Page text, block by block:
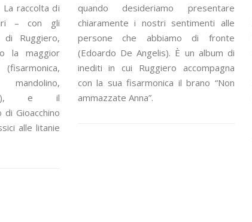
La raccolta di
– con gli
di Ruggiero,
la maggior
mandolino,
e il
Gioacchino
alle litanie
quando desideriamo presentare
chiaramente i nostri sentimenti alle
persone che abbiamo di fronte
(Edoardo De Angelis). È un album di
inediti in cui Ruggiero accompagna
con la sua fisarmonica il brano “Non
ammazzate Anna”.